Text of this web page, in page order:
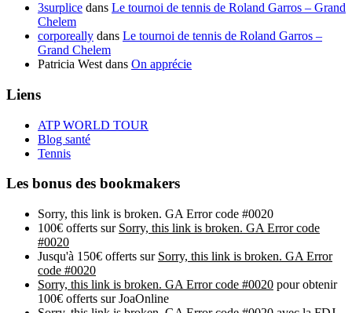
3surplice dans Le tournoi de tennis de Roland Garros – Grand
Chelem
corporeally dans Le tournoi de tennis de Roland Garros –
Grand Chelem
Patricia West dans On apprécie
Liens
ATP WORLD TOUR
Blog santé
Tennis
Les bonus des bookmakers
Sorry, this link is broken. GA Error code #0020
100€ offerts sur Sorry, this link is broken. GA Error code
#0020
Jusqu'à 150€ offerts sur Sorry, this link is broken. GA Error
code #0020
Sorry, this link is broken. GA Error code #0020 pour obtenir
100€ offerts sur JoaOnline